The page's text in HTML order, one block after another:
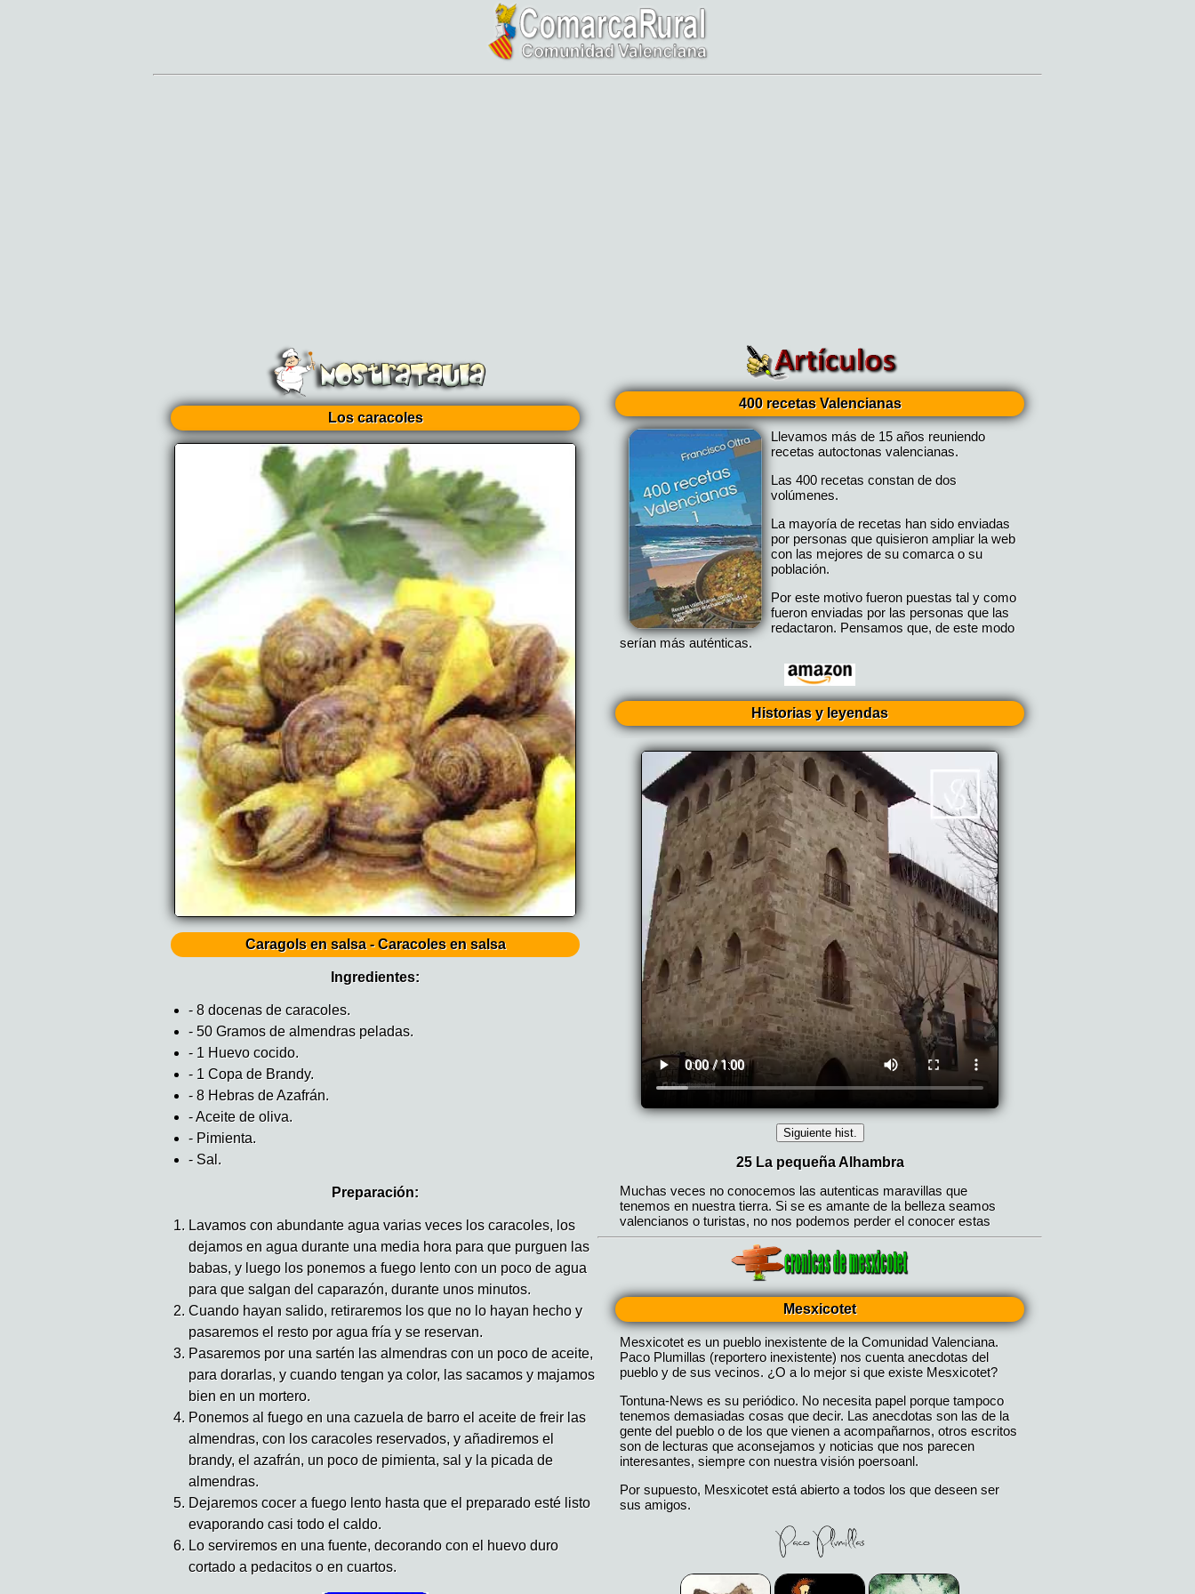
Los caracoles
Caragols en salsa - Caracoles en salsa
Ingredientes:
- 8 docenas de caracoles.
- 50 Gramos de almendras peladas.
- 1 Huevo cocido.
- 1 Copa de Brandy.
- 8 Hebras de Azafrán.
- Aceite de oliva.
- Pimienta.
- Sal.
Preparación:
Lavamos con abundante agua varias veces los caracoles, los
dejamos en agua durante una media hora para que purguen las
babas, y luego los ponemos a fuego lento con un poco de agua
para que salgan del caparazón, durante unos minutos.
Cuando hayan salido, retiraremos los que no lo hayan hecho y
pasaremos el resto por agua fría y se reservan.
Pasaremos por una sartén las almendras con un poco de aceite,
para dorarlas, y cuando tengan ya color, las sacamos y majamos
bien en un mortero.
Ponemos al fuego en una cazuela de barro el aceite de freir las
almendras, con los caracoles reservados, y añadiremos el
brandy, el azafrán, un poco de pimienta, sal y la picada de
almendras.
Dejaremos cocer a fuego lento hasta que el preparado esté listo
evaporando casi todo el caldo.
Lo serviremos en una fuente, decorando con el huevo duro
cortado a pedacitos o en cuartos.
400 recetas Valencianas
Llevamos más de 15 años reuniendo
recetas autoctonas valencianas.
Las 400 recetas constan de dos
volúmenes.
La mayoría de recetas han sido enviadas
por personas que quisieron ampliar la web
con las mejores de su comarca o su
población.
Por este motivo fueron puestas tal y como
fueron enviadas por las personas que las
redactaron. Pensamos que, de este modo
serían más auténticas.
Historias y leyendas
Mesxicotet
Mesxicotet es un pueblo inexistente de la Comunidad Valenciana.
Paco Plumillas (reportero inexistente) nos cuenta anecdotas del
pueblo y de sus vecinos. ¿O a lo mejor si que existe Mesxicotet?
Tontuna-News es su periódico. No necesita papel porque tampoco
tenemos demasiadas cosas que decir. Las anecdotas son las de la
gente del pueblo o de los que vienen a acompañarnos, otros escritos
son de lecturas que aconsejamos y noticias que nos parecen
interesantes, siempre con nuestra visión poersoanl.
Por supuesto, Mesxicotet está abierto a todos los que deseen ser
sus amigos.